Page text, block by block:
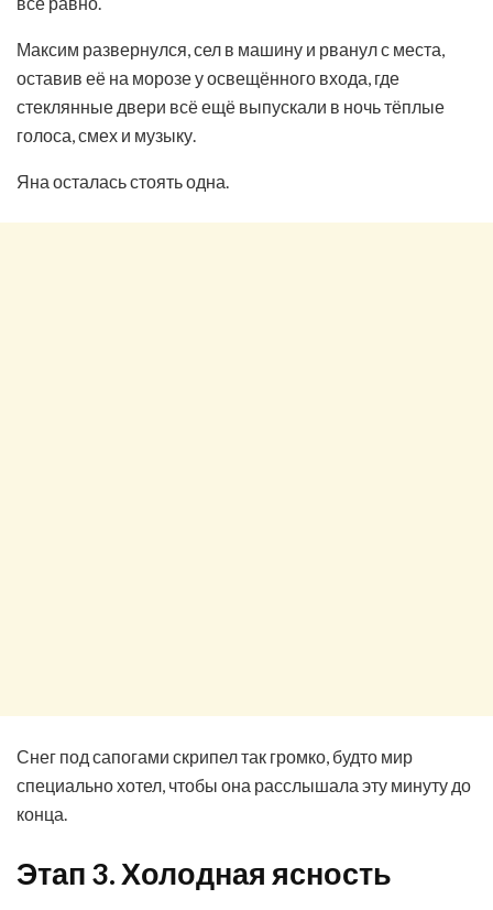
Максим развернулся, сел в машину и рванул с места,
оставив её на морозе у освещённого входа, где
стеклянные двери всё ещё выпускали в ночь тёплые
голоса, смех и музыку.
Яна осталась стоять одна.
Снег под сапогами скрипел так громко, будто мир
специально хотел, чтобы она расслышала эту минуту до
конца.
Этап 3. Холодная ясность